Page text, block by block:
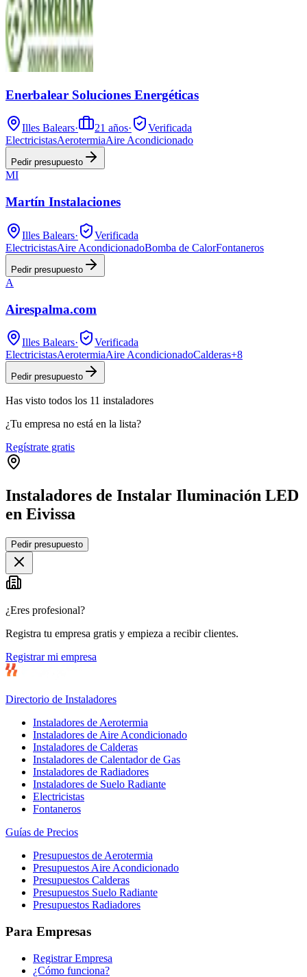
Enerbalear Soluciones Energéticas
Illes Balears· 21 años·
Verificada
ElectricistasAerotermiaAire Acondicionado
Pedir presupuesto
MI
Martín Instalaciones
Illes Balears·
Verificada
ElectricistasAire AcondicionadoBomba de CalorFontaneros
Pedir presupuesto
A
Airespalma.com
Illes Balears·
Verificada
ElectricistasAerotermiaAire AcondicionadoCalderas+8
Pedir presupuesto
Has visto todos los 11 instaladores
¿Tu empresa no está en la lista?
Regístrate gratis
Instaladores de Instalar Iluminación LED
en Eivissa
+
−
Pedir presupuesto
¿Eres profesional?
Registra tu empresa gratis y empieza a recibir clientes.
Registrar mi empresa
Directorio de Instaladores
Instaladores de Aerotermia
Instaladores de Aire Acondicionado
Instaladores de Calderas
Instaladores de Calentador de Gas
Instaladores de Radiadores
Instaladores de Suelo Radiante
Electricistas
Fontaneros
Guías de Precios
Presupuestos de Aerotermia
Presupuestos Aire Acondicionado
Presupuestos Calderas
Presupuestos Suelo Radiante
Presupuestos Radiadores
Para Empresas
Registrar Empresa
¿Cómo funciona?